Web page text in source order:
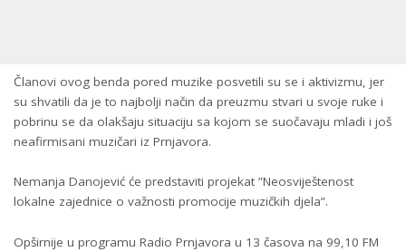
Članovi ovog benda pored muzike posvetili su se i aktivizmu, jer
su shvatili da je to najbolji način da preuzmu stvari u svoje ruke i
pobrinu se da olakšaju situaciju sa kojom se suočavaju mladi i još
neafirmisani muzičari iz Prnjavora.
Nemanja Danojević će predstaviti projekat ”Neosviještenost
lokalne zajednice o važnosti promocije muzičkih djela”.
Opširnije u programu Radio Prnjavora u 13 časova na 99,10 FM